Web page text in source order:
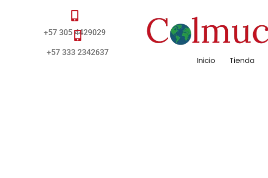
+57 305 4429029
+57 333 2342637
Inicio Tienda